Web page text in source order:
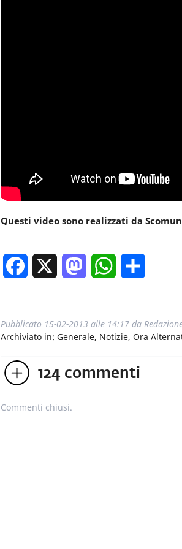
Questi video sono realizzati da
Facebook MastodonWhatsApp
Pubblicato 15-02-2013 alle 14:17 da
Archiviato in: Generale, Notizie, Ora
124 commenti
Commenti chiusi.